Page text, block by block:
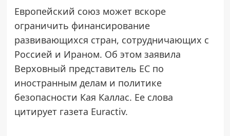
Европейский союз может вскоре
ограничить финансирование
развивающихся стран, сотрудничающих с
Россией и Ираном. Об этом заявила
Верховный представитель ЕС по
иностранным делам и политике
безопасности Кая Каллас. Ее слова
цитирует газета Euractiv.